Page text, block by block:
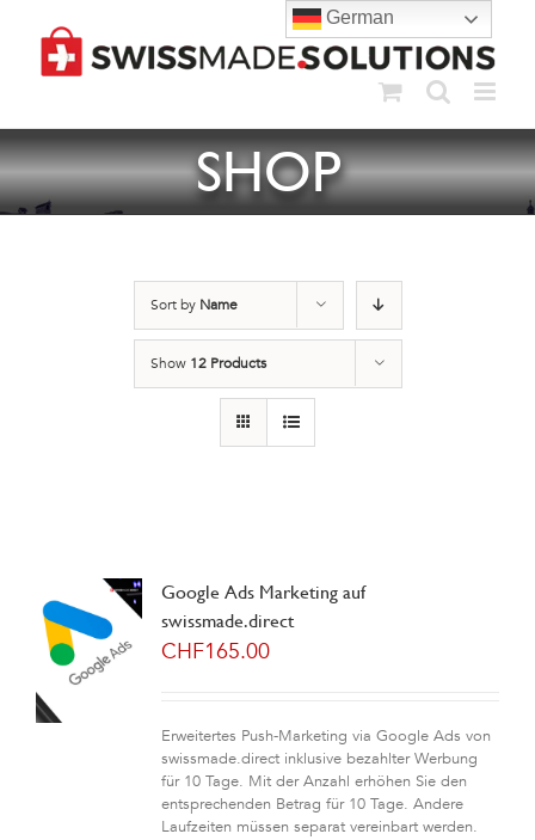
content
SHOP
Sort by Name
Show 12 Products
Google Ads Marketing auf
swissmade.direct
CHF165.00
Erweitertes Push-Marketing via Google Ads von
swissmade.direct inklusive bezahlter Werbung
für 10 Tage. Mit der Anzahl erhöhen Sie den
entsprechenden Betrag für 10 Tage. Andere
Laufzeiten müssen separat vereinbart werden.
German